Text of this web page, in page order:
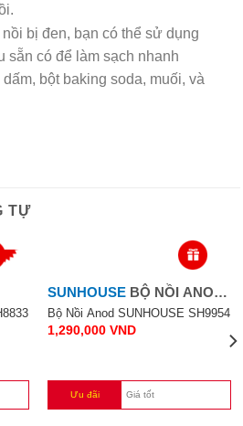
bị đen, bạn có thể sử dụng
sẵn có để làm sạch nhanh
bột baking soda, muối, và
TỰ
SUNHOUSE BỘ NỒI ANOD
SUNHOUSE
Bộ Nồi Anod SUNHOUSE SH9954
1,290,000 VND
Ưu đãi Giá tốt